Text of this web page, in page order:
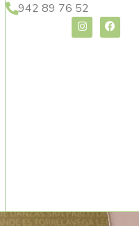
942 89 76 52